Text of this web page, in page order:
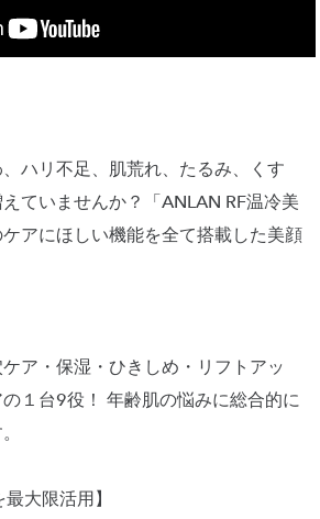
ハリ不足、肌荒れ、たるみ、くす
ていませんか？「ANLAN RF温冷美
アにほしい機能を全て搭載した美顔
ア・保湿・ひきしめ・リフトアッ
１台9役！ 年齢肌の悩みに総合的に
大限活用】